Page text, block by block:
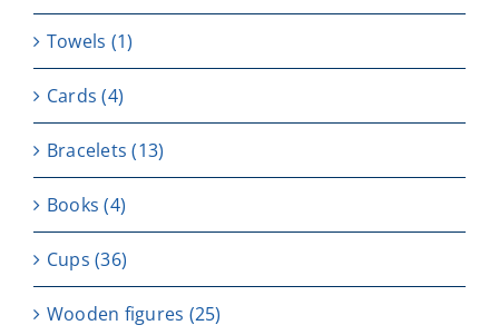
Towels (1)
Cards (4)
Bracelets (13)
Books (4)
Cups (36)
Wooden figures (25)